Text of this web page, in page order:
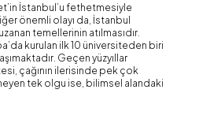
İstanbul’u fethetmesiyle
önemli olayı da, İstanbul
temellerinin atılmasıdır.
kurulan ilk 10 üniversiteden biri
Geçen yüzyıllar
çağının ilerisinde pek çok
tek olgu ise, bilimsel alandaki